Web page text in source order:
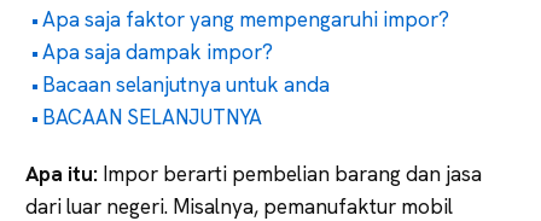
Apa saja faktor yang mempengaruhi impor?
Apa saja dampak impor?
Bacaan selanjutnya untuk anda
BACAAN SELANJUTNYA
Apa itu: Impor berarti pembelian barang dan jasa
dari luar negeri. Misalnya, pemanufaktur mobil